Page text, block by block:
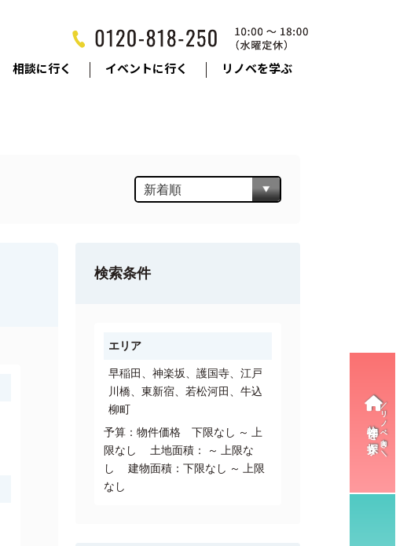
相談に行く イベントに行く リノベを学ぶ
検索条件
エリア
早稲田、神楽坂、護国寺、江戸
川橋、東新宿、若松河田、牛込
柳町
予算：物件価格 下限なし ～ 上
限なし 土地面積： ～ 上限な
し 建物面積：下限なし ～ 上限
なし
物件を探す